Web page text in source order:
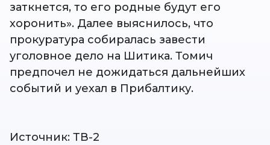
заткнется, то его родные будут его
хоронить». Далее выяснилось, что
прокуратура собиралась завести
уголовное дело на Шитика. Томич
предпочел не дожидаться дальнейших
событий и уехал в Прибалтику.
Источник: ТВ-2